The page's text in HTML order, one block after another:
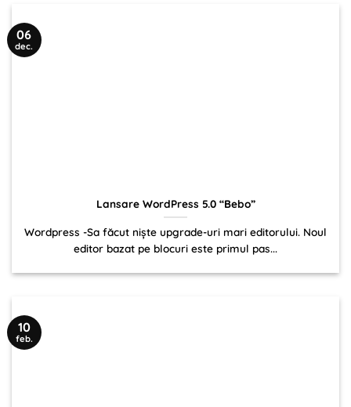
Lansare WordPress 5.0 “Bebo”
Wordpress -Sa făcut niște upgrade-uri mari editorului. Noul
editor bazat pe blocuri este primul pas...
06
dec.
10
feb.